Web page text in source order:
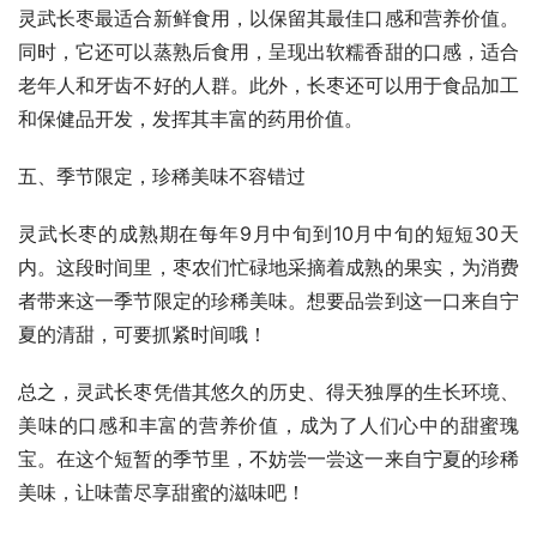
灵武长枣最适合新鲜食用，以保留其最佳口感和营养价值。
同时，它还可以蒸熟后食用，呈现出软糯香甜的口感，适合
老年人和牙齿不好的人群。此外，长枣还可以用于食品加工
和保健品开发，发挥其丰富的药用价值。
五、季节限定，珍稀美味不容错过
灵武长枣的成熟期在每年9月中旬到10月中旬的短短30天
内。这段时间里，枣农们忙碌地采摘着成熟的果实，为消费
者带来这一季节限定的珍稀美味。想要品尝到这一口来自宁
夏的清甜，可要抓紧时间哦！
总之，灵武长枣凭借其悠久的历史、得天独厚的生长环境、
美味的口感和丰富的营养价值，成为了人们心中的甜蜜瑰
宝。在这个短暂的季节里，不妨尝一尝这一来自宁夏的珍稀
美味，让味蕾尽享甜蜜的滋味吧！